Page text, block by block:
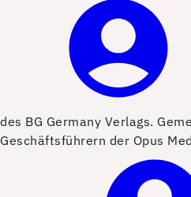
des BG Germany Verlags.
Geschäftsführern der Opus